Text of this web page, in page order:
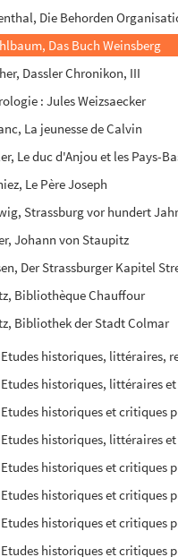
Die Behorden
Das Buch Weinsberg
Dassler Chronikon, III
: Jules Weizsaecker
La jeunesse de Calvin
Le duc d'Anjou et les Pays-
Le Père Joseph
Strassburg vor hundert
Johann von Staupitz
Der Strassburger Kapitel
Bibliothèque Chauffour
Bibliothek der Stadt Colmar
Etudes historiques, littéraires,
Etudes historiques, littéraires
Etudes historiques et critiques
Etudes historiques, littéraires
Etudes historiques et critiques
Etudes historiques et critiques
Etudes historiques et
Etudes historiques et